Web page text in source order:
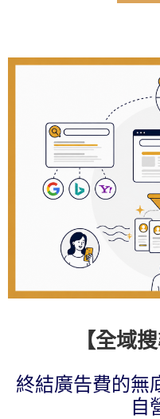
【全域
終結廣告費的無
自